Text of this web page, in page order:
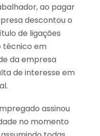
ao pagar
descontou o
de ligações
técnico em
da empresa
de interesse em
assinou
no momento